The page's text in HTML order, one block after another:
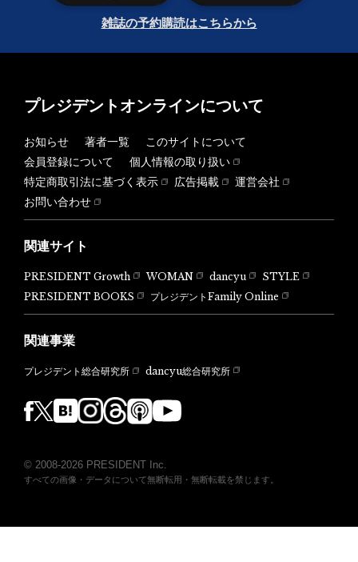
雑誌の予約購読はこちらから
プレジデントオンラインについて
お知らせ 著者一覧
このサイトについて
会員登録について
個人情報の取り扱い
特定商取引法に基づく表示
広告掲載
運営会社
お問い合わせ
関連サイト
PRESIDENT Growth WOMAN dancyu
STYLE
PRESIDENT BOOKS
プレジデントFamily Online
関連事業
プレジデント総合研究所 dancyu総合研究所
© 2008-2026 PRESIDENT Inc.
すべての画像・データについて無断転用・無断転載を禁じます。